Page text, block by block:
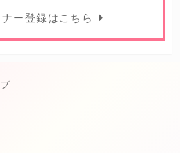
ー登録はこちら